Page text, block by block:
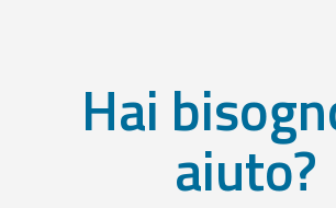
Hai
aiuto?